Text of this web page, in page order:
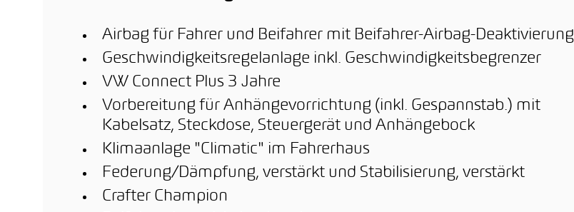
Airbag für Fahrer und Beifahrer mit Beifahrer-Airbag-Deaktivierung
Geschwindigkeitsregelanlage inkl. Geschwindigkeitsbegrenzer
VW Connect Plus 3 Jahre
Vorbereitung für Anhängevorrichtung (inkl. Gespannstab.) mit
Kabelsatz, Steckdose, Steuergerät und Anhängebock
Klimaanlage "Climatic" im Fahrerhaus
Federung/Dämpfung, verstärkt und Stabilisierung, verstärkt
Crafter Champion